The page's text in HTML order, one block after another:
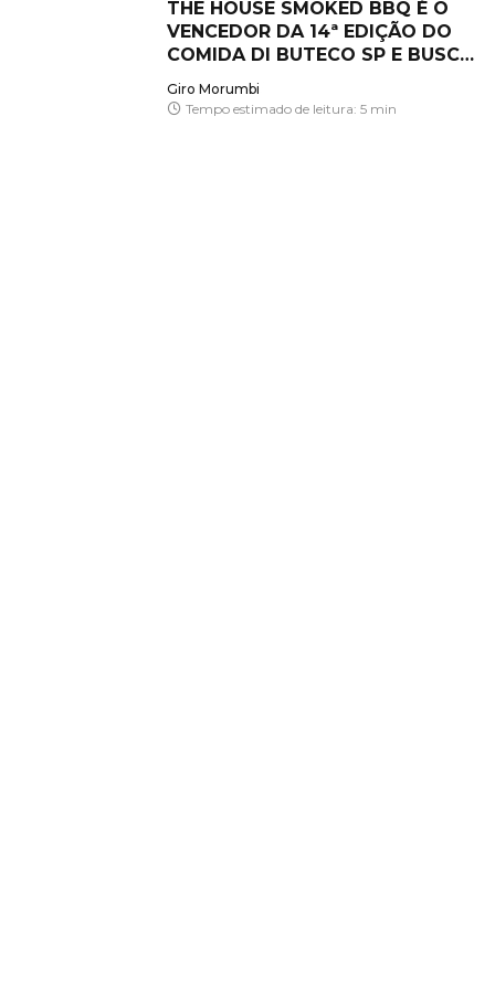
THE HOUSE SMOKED BBQ É O
VENCEDOR DA 14ª EDIÇÃO DO
COMIDA DI BUTECO SP E BUSCA
O TÍTULO INÉDITO NACIONAL
Giro Morumbi
Tempo estimado de leitura: 5 min